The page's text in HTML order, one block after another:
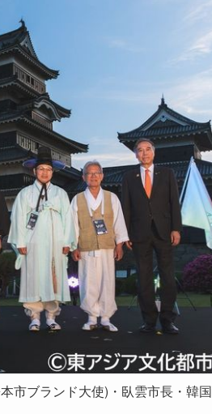
市ブランド大使)・臥雲市長・韓